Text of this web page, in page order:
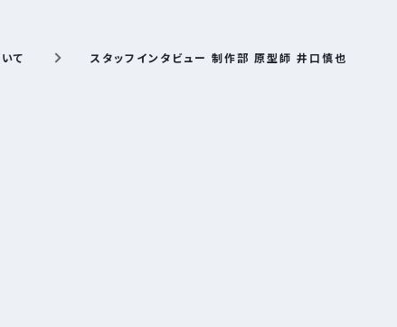
て スタッフインタビュー 制作部 原型師 井口慎也